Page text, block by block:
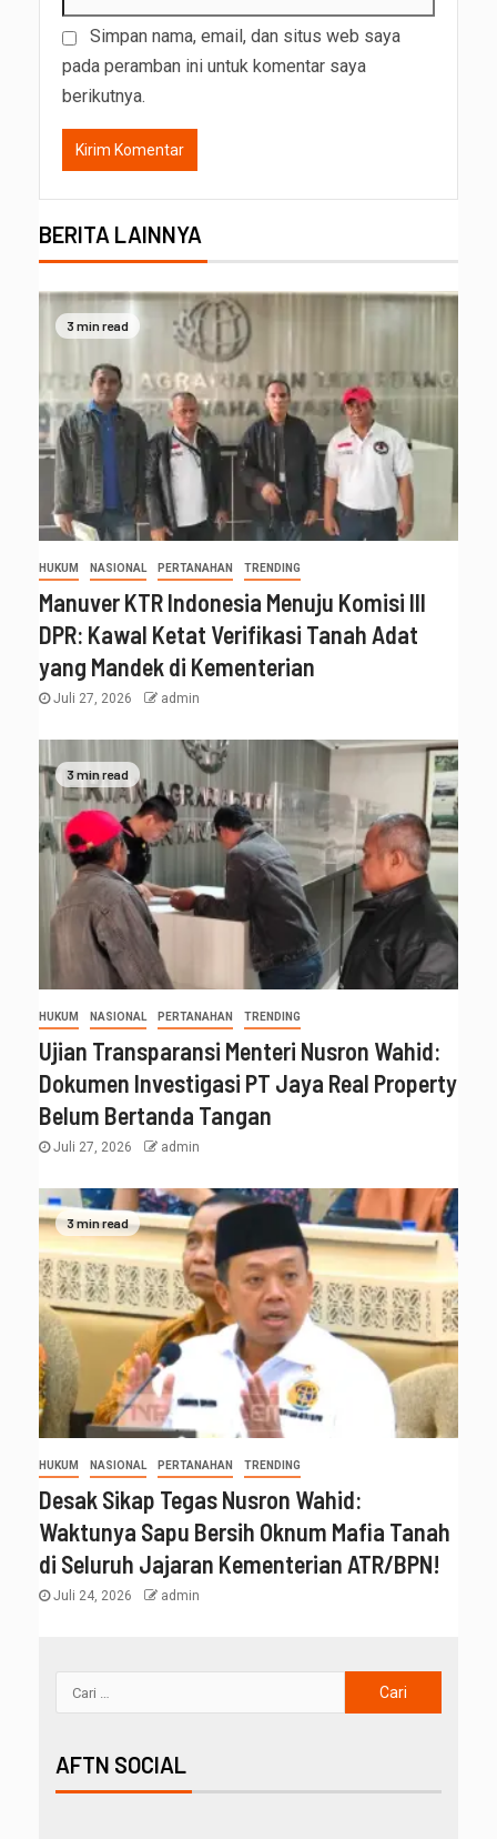
Simpan nama, email, dan situs web saya
pada peramban ini untuk komentar saya
berikutnya.
BERITA LAINNYA
3 min read
HUKUM NASIONAL PERTANAHAN TRENDING
Manuver KTR Indonesia Menuju Komisi III
DPR: Kawal Ketat Verifikasi Tanah Adat
yang Mandek di Kementerian
Juli 27, 2026 admin
3 min read
HUKUM NASIONAL PERTANAHAN TRENDING
Ujian Transparansi Menteri Nusron Wahid:
Dokumen Investigasi PT Jaya Real Property
Belum Bertanda Tangan
Juli 27, 2026 admin
3 min read
HUKUM NASIONAL PERTANAHAN TRENDING
Desak Sikap Tegas Nusron Wahid:
Waktunya Sapu Bersih Oknum Mafia Tanah
di Seluruh Jajaran Kementerian ATR/BPN!
Juli 24, 2026 admin
AFTN SOCIAL